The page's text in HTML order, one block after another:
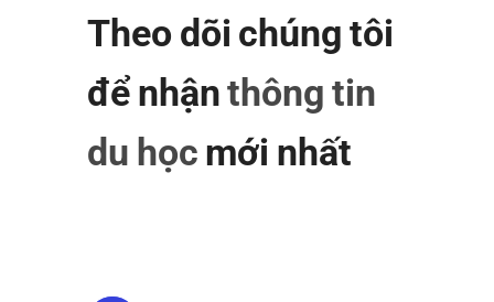
Theo dõi chúng tôi
để nhậnthông tin
du học mới nhất